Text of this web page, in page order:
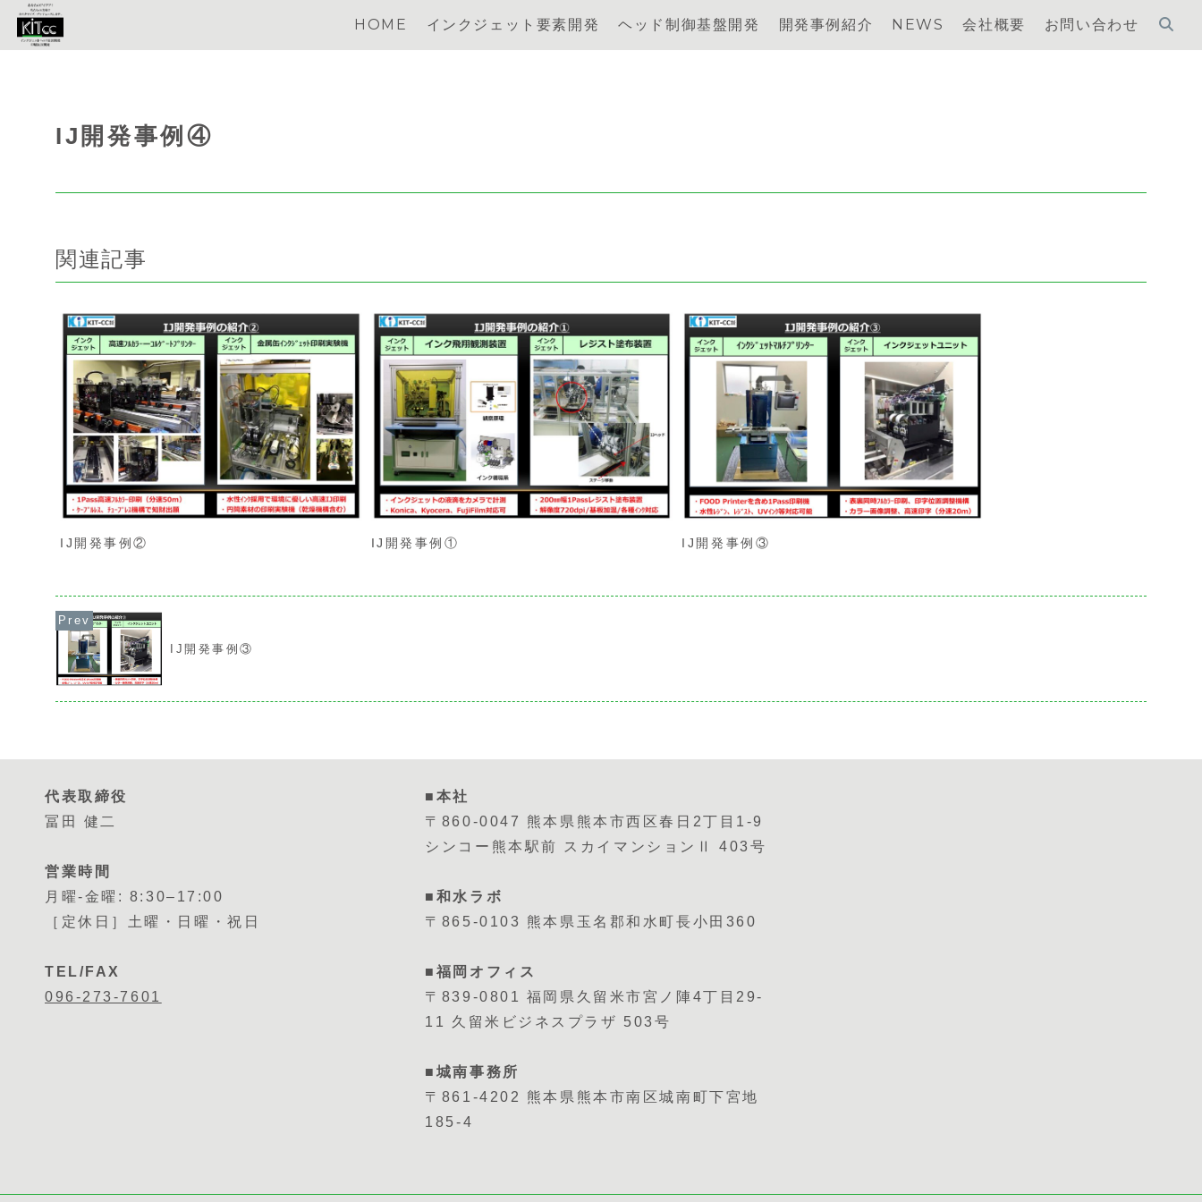
HOME インクジェット要素開発 ヘッド制御基盤開発 開発事例紹介 NEWS 会社概要 お問い合わせ
IJ開発事例④
関連記事
IJ開発事例② IJ開発事例① IJ開発事例③
IJ開発事例③
代表取締役
冨田 健二
営業時間
月曜-金曜: 8:30–17:00
［定休日］土曜・日曜・祝日
TEL/FAX
096-273-7601
■本社
〒860-0047 熊本県熊本市西区春日2丁目1-9
シンコー熊本駅前 スカイマンションⅡ 403号
■和水ラボ
〒865-0103 熊本県玉名郡和水町長小田360
■福岡オフィス
〒839-0801 福岡県久留米市宮ノ陣4丁目29-
11 久留米ビジネスプラザ 503号
■城南事務所
〒861-4202 熊本県熊本市南区城南町下宮地
185-4